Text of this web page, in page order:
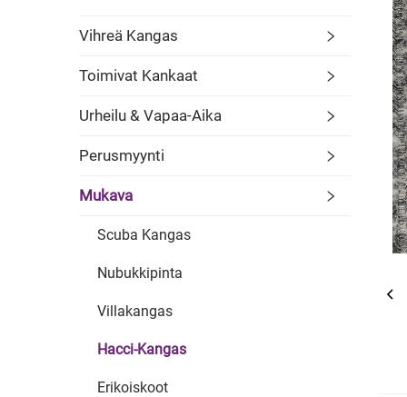
Vihreä Kangas
Toimivat Kankaat
Urheilu & Vapaa-Aika
Perusmyynti
Mukava
Scuba Kangas
Nubukkipinta
Villakangas
Hacci-Kangas
Erikoiskoot